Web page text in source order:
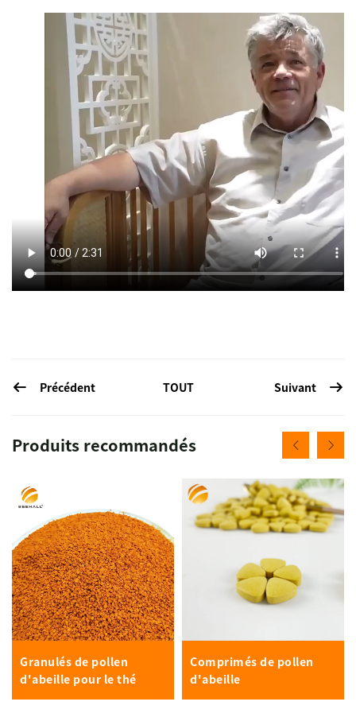
Précédent TOUT Suivant
Produits recommandés
Granulés de pollen
d'abeille pour le thé
Comprimés de pollen
d'abeille